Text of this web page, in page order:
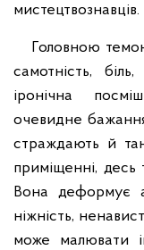
мистецтвознавців.
Головною темою
самотність,
іронічна
очевидне
страждають й
приміщенні, десь
Вона деформує
ніжність,
може малювати